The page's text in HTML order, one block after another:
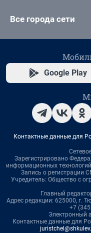
Все города сети
Google Play
Контактные данные для
Зарегистрировано
информационных
Запись о регистрации
Учредитель: Общество с
Главный
Адрес редакции: 625000, г.
+7
Электронный
Контактные данные для